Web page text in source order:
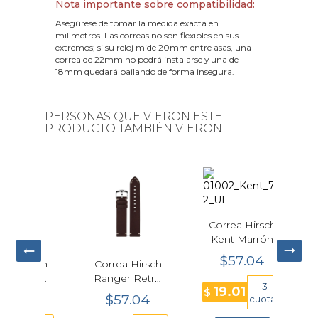
Nota importante sobre compatibilidad:
Asegúrese de tomar la medida exacta en
milímetros. Las correas no son flexibles en sus
extremos; si su reloj mide 20mm entre asas, una
correa de 22mm no podrá instalarse y una de
18mm quedará bailando de forma insegura.
PERSONAS QUE VIERON ESTE
PRODUCTO TAMBIÉN VIERON
Correa Hirsch
Ranger Retro
Cuero Marrón
20mm
$57.04
Correa Hirsch
Kent Marrón
Cuero Natural
Premium 22
mm
$57.04
19.01
3
cuotas